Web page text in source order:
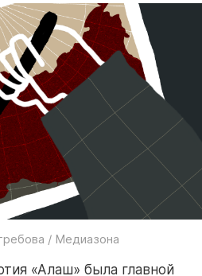
/ Медиазона
«Алаш» была главной